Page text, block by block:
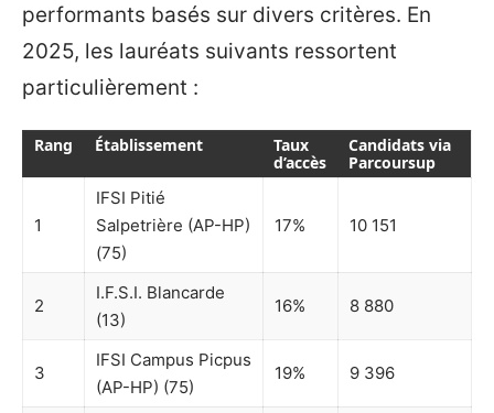
performants basés sur divers critères. En
2025, les lauréats suivants ressortent
particulièrement :
Rang Établissement
Taux
d’accès
Candidats via
Parcoursup
1
IFSI Pitié
Salpetrière (AP-HP)
(75)
17% 10 151
2
I.F.S.I. Blancarde
(13)
16% 8 880
3
IFSI Campus Picpus
(AP-HP) (75)
19% 9 396